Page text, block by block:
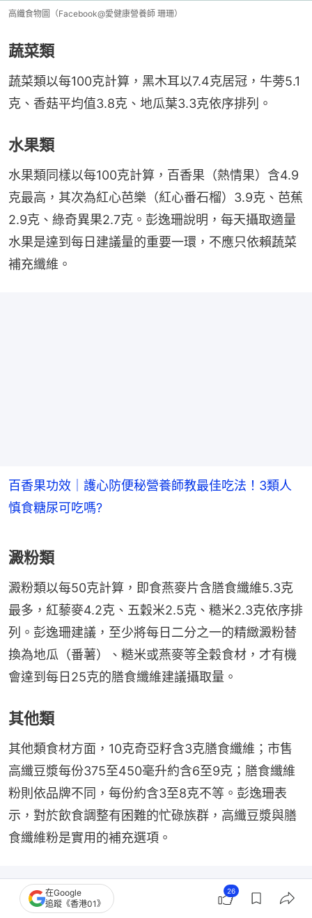
高纖食物圖（Facebook@愛健康營養師 珊珊）
蔬菜類
蔬菜類以每100克計算，黑木耳以7.4克居冠，牛蒡5.1
克、香菇平均值3.8克、地瓜葉3.3克依序排列。
水果類
水果類同樣以每100克計算，百香果（熱情果）含4.9
克最高，其次為紅心芭樂（紅心番石榴）3.9克、芭蕉
2.9克、綠奇異果2.7克。彭逸珊說明，每天攝取適量
水果是達到每日建議量的重要一環，不應只依賴蔬菜
補充纖維。
百香果功效｜護心防便秘營養師教最佳吃法！3類人
慎食糖尿可吃嗎?
澱粉類
澱粉類以每50克計算，即食燕麥片含膳食纖維5.3克
最多，紅藜麥4.2克、五穀米2.5克、糙米2.3克依序排
列。彭逸珊建議，至少將每日二分之一的精緻澱粉替
換為地瓜（番薯）、糙米或燕麥等全穀食材，才有機
會達到每日25克的膳食纖維建議攝取量。
其他類
其他類食材方面，10克奇亞籽含3克膳食纖維；市售
高纖豆漿每份375至450毫升約含6至9克；膳食纖維
粉則依品牌不同，每份約含3至8克不等。彭逸珊表
示，對於飲食調整有困難的忙碌族群，高纖豆漿與膳
食纖維粉是實用的補充選項。
在Google
追蹤《香港01》
26